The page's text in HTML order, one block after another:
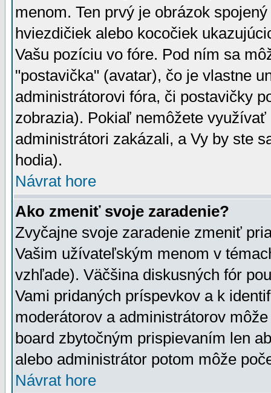
menom. Ten prvý je obrázok
hviezdičiek alebo kocočiek
Vašu pozíciu vo fóre. Pod ním sa
"postavička" (avatar), čo je vlastne
administrátorovi fóra, či postavičky
zobrazia). Pokiaľ nemôžete
administrátori zakázali, a Vy by ste
hodia).
Návrat hore
Ako zmeniť svoje zaradenie?
Zvyčajne svoje zaradenie zmeniť
Vašim užívateľským menom v
vzhľade). Väčšina diskusných fór
Vami pridaných príspevkov a k
moderátorov a administrátorov
board zbytočným prispievaním len
alebo administrátor potom môže
Návrat hore